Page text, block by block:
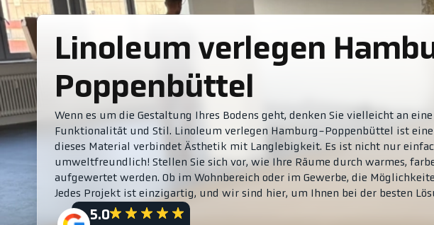
Linoleum verlegen Hamburg-
Poppenbüttel
Wenn es um die Gestaltung Ihres Bodens geht, denken Sie vielleicht an
Funktionalität und Stil. Linoleum verlegen Hamburg-Poppenbüttel ist eine
dieses Material verbindet Ästhetik mit Langlebigkeit. Es ist nicht nur
umweltfreundlich! Stellen Sie sich vor, wie Ihre Räume durch warmes,
aufgewertet werden. Ob im Wohnbereich oder im Gewerbe, die
Jedes Projekt ist einzigartig, und wir sind hier, um Ihnen bei der besten
5.0